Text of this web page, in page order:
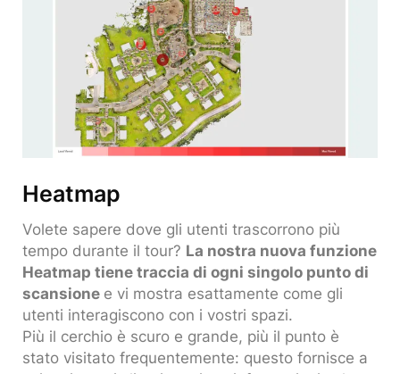
Heatmap
Volete sapere dove gli utenti trascorrono più
tempo durante il tour? La nostra nuova funzione
Heatmap tiene traccia di ogni singolo punto di
scansione e vi mostra esattamente come gli
utenti interagiscono con i vostri spazi.
Più il cerchio è scuro e grande, più il punto è
stato visitato frequentemente: questo fornisce a